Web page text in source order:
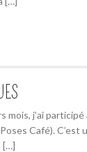
mois, j’ai
Café).
[…]